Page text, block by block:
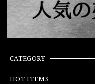
CATEGORY
HOT ITEMS